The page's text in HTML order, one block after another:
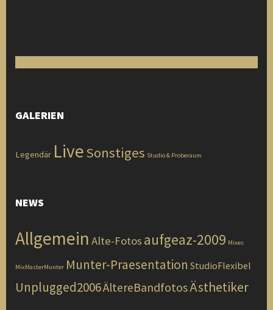
GALERIEN
Legendär LiveSonstiges Studio & Proberaum
NEWS
Allgemein Alte-Fotos aufgeaz-2009 Mixes
MixMasterMunter Munter-Praesentation StudioFlexibel
Unplugged2006ÄltereBandfotosÄsthetiker